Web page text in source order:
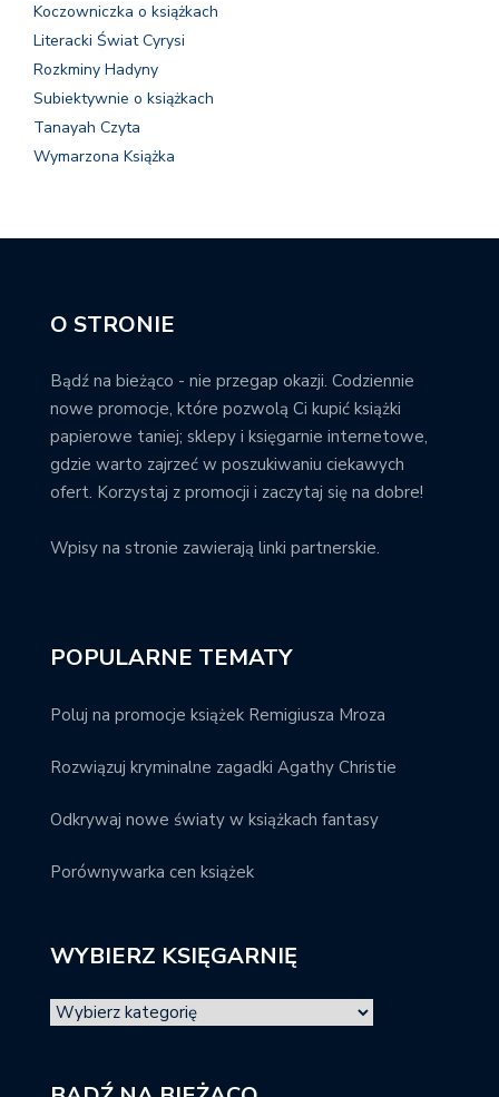
Koczowniczka o książkach
Literacki Świat Cyrysi
Rozkminy Hadyny
Subiektywnie o książkach
Tanayah Czyta
Wymarzona Książka
O STRONIE
Bądź na bieżąco - nie przegap okazji. Codziennie
nowe promocje, które pozwolą Ci kupić książki
papierowe taniej; sklepy i księgarnie internetowe,
gdzie warto zajrzeć w poszukiwaniu ciekawych
ofert. Korzystaj z promocji i zaczytaj się na dobre!
Wpisy na stronie zawierają linki partnerskie.
POPULARNE TEMATY
Poluj na promocje książek Remigiusza Mroza
Rozwiązuj kryminalne zagadki Agathy Christie
Odkrywaj nowe światy w książkach fantasy
Porównywarka cen książek
WYBIERZ KSIĘGARNIĘ